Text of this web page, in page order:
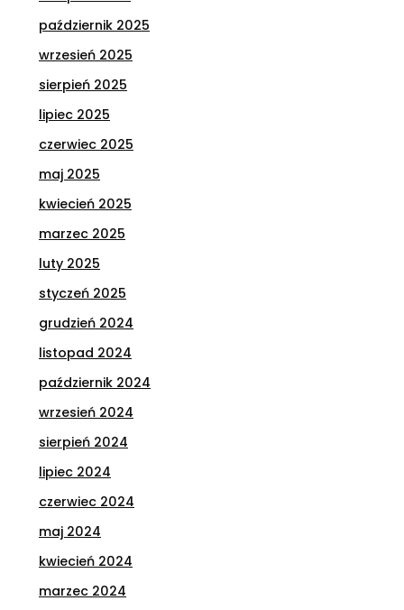
październik 2025
wrzesień 2025
sierpień 2025
lipiec 2025
czerwiec 2025
maj 2025
kwiecień 2025
marzec 2025
luty 2025
styczeń 2025
grudzień 2024
listopad 2024
październik 2024
wrzesień 2024
sierpień 2024
lipiec 2024
czerwiec 2024
maj 2024
kwiecień 2024
marzec 2024